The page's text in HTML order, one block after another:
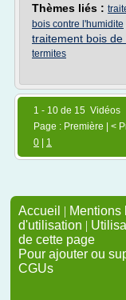
Thèmes liés :
bois contre l'humidite
traitement bois
termites
1 - 10 de 15 Vidéos
Page : Première | <
0
1
Accueil | Mentions
d'utilisation |
de cette page
Pour ajouter ou
CGUs